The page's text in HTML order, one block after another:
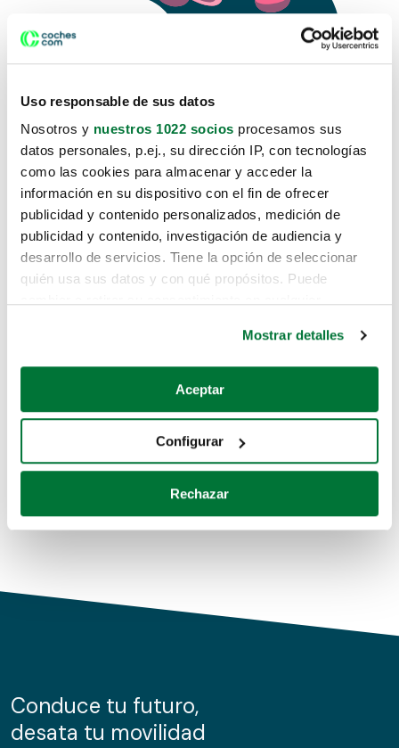
Uso responsable de sus datos
Nosotros y nuestros 1022 socios procesamos sus
datos personales, p.ej., su dirección IP, con tecnologías
como las cookies para almacenar y acceder la
información en su dispositivo con el fin de ofrecer
publicidad y contenido personalizados, medición de
publicidad y contenido, investigación de audiencia y
desarrollo de servicios. Tiene la opción de seleccionar
quién usa sus datos y con qué propósitos. Puede
Si lo permite, también quisiéramos:
Recopilar información sobre su ubicación geográfica
Identificar su dispositivo analizándolo activamente
para buscar características específicas (huellas
Obtenga más información sobre cómo se procesan sus
de cookies.
información sobre el uso que haga del sitio web con
nuestros partners de redes sociales, publicidad y análisis
Mostrar detalles
Aceptar
Configurar
Rechazar
Lo sentimos, no sabemos como
te hemos traido hasta aquí.
Pero puedes encontrar el coche que estás
buscando en alguno de estos enlaces:
Coches de segunda mano
Coches de km0
Conduce tu futuro,
desata tu movilidad